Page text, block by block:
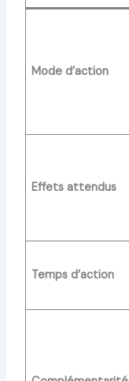
Mode d’action
Effets attendus
Temps d’action